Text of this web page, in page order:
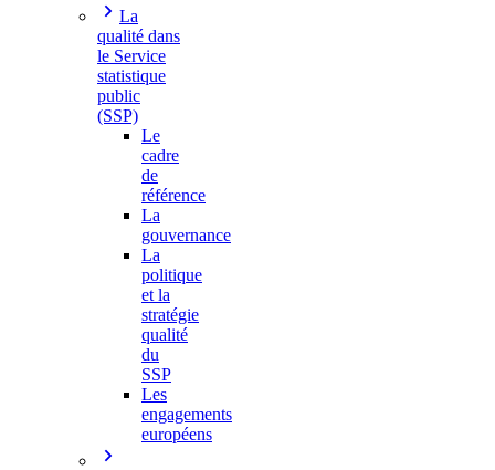
La
qualité dans
le Service
statistique
public
(SSP)
Le
cadre
de
référence
La
gouvernance
La
politique
et la
stratégie
qualité
du
SSP
Les
engagements
européens